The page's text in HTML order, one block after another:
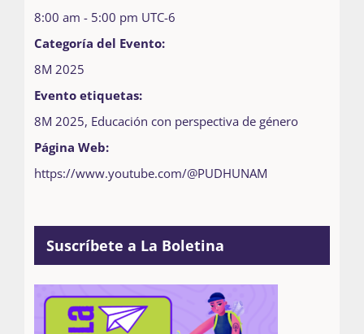
8:00 am - 5:00 pm UTC-6
Categoría del Evento:
8M 2025
Evento etiquetas:
8M 2025, Educación con perspectiva de género
Página Web:
https://www.youtube.com/@PUDHUNAM
Suscríbete a La Boletina